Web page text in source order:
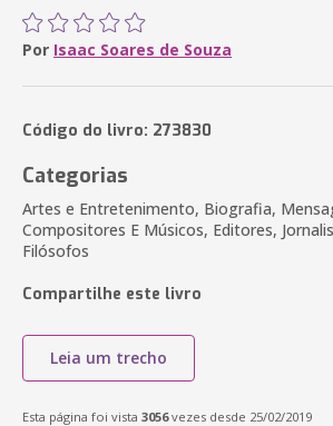
Por Isaac Soares de Souza
Código do livro: 273830
Categorias
Artes e Entretenimento, Biografia,
Compositores E Músicos, Editores,
Filósofos
Compartilhe este livro
Leia um trecho
Esta página foi vista 3056vezes desde 25/02/2019